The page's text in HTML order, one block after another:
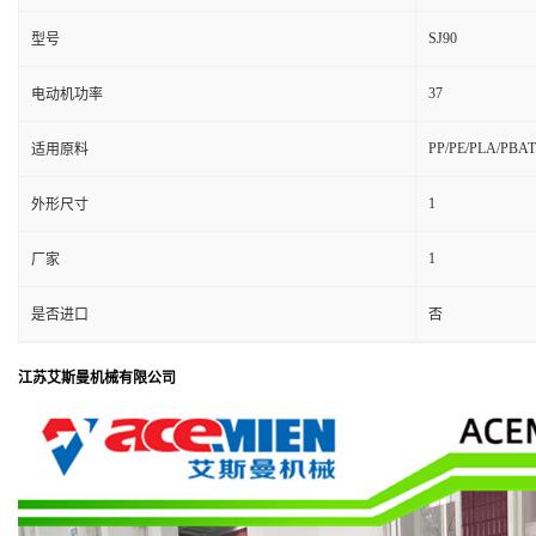
型号 SJ90
电动机功率 37
适用原料 PP/PE/PLA/
外形尺寸 1
厂家 1
是否进口 否
江苏艾斯曼机械有限公司